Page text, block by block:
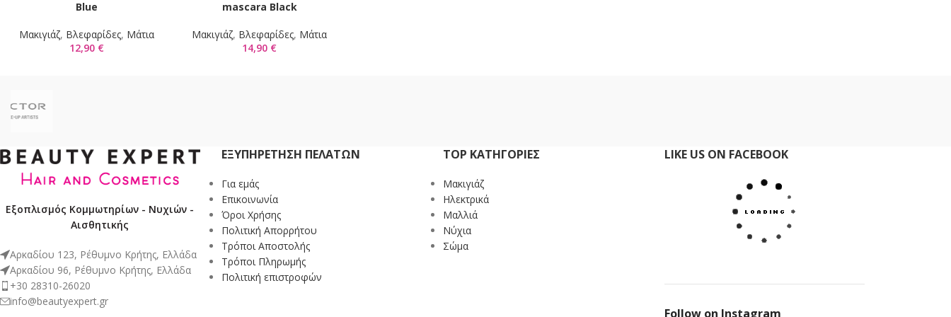
Blue
Mακιγιάζ, Βλεφαρίδες, Μάτια
12,90 €
mascara Black
Mακιγιάζ, Βλεφαρίδες, Μάτια
14,90 €
Εξοπλισμός Κομμωτηρίων - Νυχιών -
Αισθητικής
Αρκαδίου 123, Ρέθυμνο Κρήτης, Ελλάδα
Αρκαδίου 96, Ρέθυμνο Κρήτης, Ελλάδα
+30 28310-26020
info@beautyexpert.gr
ΕΞΥΠΗΡΈΤΗΣΗ ΠΕΛΑΤΏΝ
Για εμάς
Επικοινωνία
Όροι Χρήσης
Πολιτική Απορρήτου
Τρόποι Αποστολής
Τρόποι Πληρωμής
Πολιτική επιστροφών
TOP ΚΑΤΗΓΟΡΙΕΣ
Mακιγιάζ
Ηλεκτρικά
Μαλλιά
Νύχια
Σώμα
LIKE US ON FACEBOOK
Follow on Instagram